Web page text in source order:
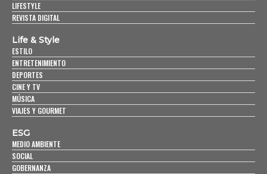
LIFESTYLE
REVISTA DIGITAL
Life & Style
ESTILO
ENTRETENIMIENTO
DEPORTES
CINE Y TV
MÚSICA
VIAJES Y GOURMET
ESG
MEDIO AMBIENTE
SOCIAL
GOBERNANZA